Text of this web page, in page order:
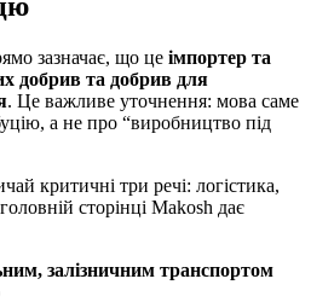
зазначає, що це імпортер та
добрив та добрив для
. Це важливе уточнення: мова саме
а не про “виробництво під
критичні три речі: логістика,
сторінці Makosh дає
залізничним транспортом